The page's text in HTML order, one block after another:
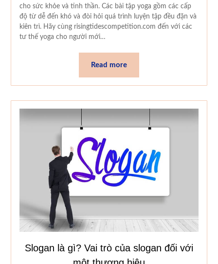
cho sức khỏe và tinh thần. Các bài tập yoga gồm các cấp
độ từ dễ đến khó và đòi hỏi quá trình luyện tập đều đặn và
kiên trì. Hãy cùng risingtidescompetition.com đến với các
tư thế yoga cho người mới…
Read more
Slogan là gì? Vai trò của slogan đối với